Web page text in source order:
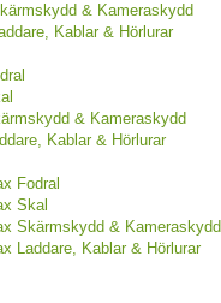
& Kameraskydd
Kablar & Hörlurar
& Kameraskydd
Kablar & Hörlurar
Fodral
Skal
Skärmskydd & Kameraskydd
Laddare, Kablar & Hörlurar